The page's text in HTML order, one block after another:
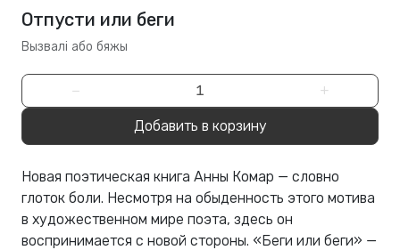
Отпусти или беги
Вызвалi або бяжы
− +
Добавить в корзину
Новая поэтическая книга Анны Комар — словно
глоток боли. Несмотря на обыденность этого мотива
в художественном мире поэта, здесь он
воспринимается с новой стороны. «Беги или беги» —